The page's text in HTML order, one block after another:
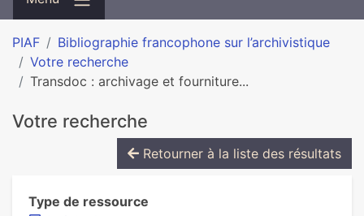
PIAF
Bibliographie francophone sur l’archivistique
Votre recherche
Transdoc : archivage et fourniture...
Votre recherche
Retourner à la liste des résultats
Type de ressource